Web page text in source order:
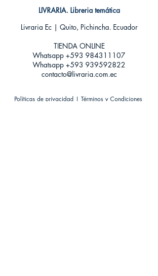
LIVRARIA. Libreria temática
Livraria Ec | Quito, Pichincha. Ecuador
TIENDA ONLINE​
Whatsapp +593 984311107
Whatsapp +593 939592822
contacto@livraria.com.ec
Políticas de privacidad | Términos y Condiciones